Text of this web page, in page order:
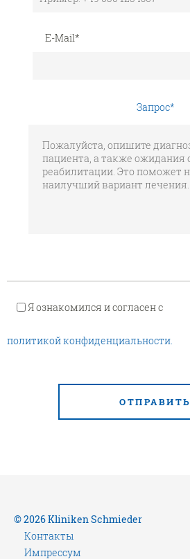
E-Mail*
Запрос*
Я ознакомился и согласен с
политикой конфиденциальности.
ОТПРАВИТЬ
© 2026 Kliniken Schmieder
Контакты
Импрессум